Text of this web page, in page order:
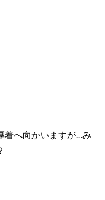
着へ向かいますが…み